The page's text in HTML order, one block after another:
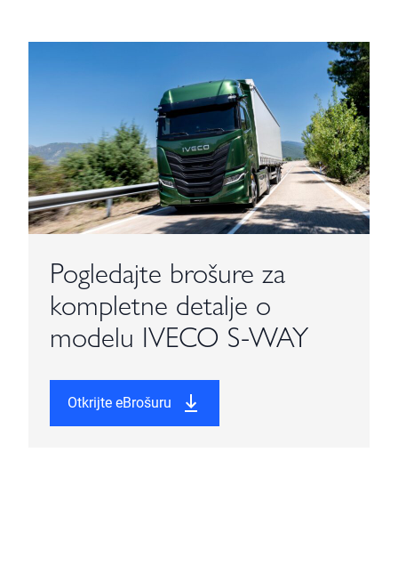
Pogledajte brošure za
kompletne detalje o
modelu IVECO S-WAY
Otkrijte eBrošuru